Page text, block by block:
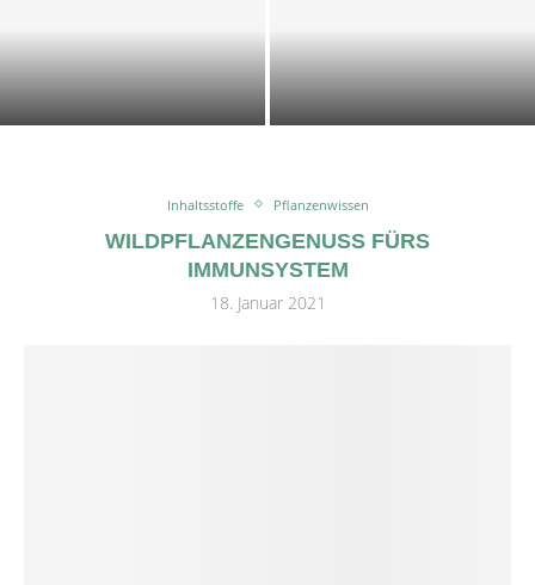
Inhaltsstoffe Pflanzenwissen
WILDPFLANZENGENUSS FÜRS
IMMUNSYSTEM
18. Januar 2021